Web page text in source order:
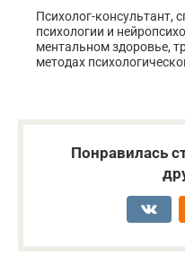
Психолог-консультант,
психологии и
ментальном здоровье,
методах
Понравилась